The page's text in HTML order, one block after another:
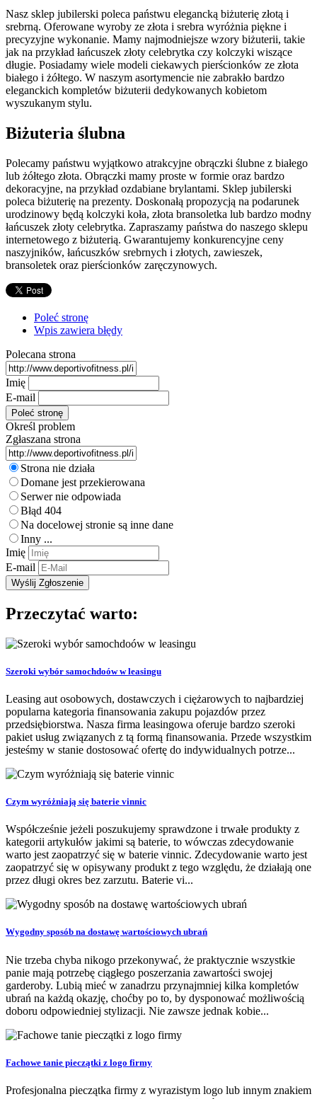
Nasz sklep jubilerski poleca państwu elegancką biżuterię złotą i
srebrną. Oferowane wyroby ze złota i srebra wyróżnia piękne i
precyzyjne wykonanie. Mamy najmodniejsze wzory biżuterii, takie
jak na przykład łańcuszek złoty celebrytka czy kolczyki wiszące
długie. Posiadamy wiele modeli ciekawych pierścionków ze złota
białego i żółtego. W naszym asortymencie nie zabrakło bardzo
eleganckich kompletów biżuterii dedykowanych kobietom
wyszukanym stylu.
Biżuteria ślubna
Polecamy państwu wyjątkowo atrakcyjne obrączki ślubne z białego
lub żółtego złota. Obrączki mamy proste w formie oraz bardzo
dekoracyjne, na przykład ozdabiane brylantami. Sklep jubilerski
poleca biżuterię na prezenty. Doskonałą propozycją na podarunek
urodzinowy będą kolczyki koła, złota bransoletka lub bardzo modny
łańcuszek złoty celebrytka. Zapraszamy państwa do naszego sklepu
internetowego z biżuterią. Gwarantujemy konkurencyjne ceny
naszyjników, łańcuszków srebrnych i złotych, zawieszek,
bransoletek oraz pierścionków zaręczynowych.
Poleć stronę
Wpis zawiera błędy
Polecana strona
Imię
E-mail
Określ problem
Zgłaszana strona
Strona nie działa
Domane jest przekierowana
Serwer nie odpowiada
Błąd 404
Na docelowej stronie są inne dane
Inny ...
Imię
E-mail
Przeczytać warto:
Szeroki wybór samochdoów w leasingu
Leasing aut osobowych, dostawczych i ciężarowych to najbardziej
popularna kategoria finansowania zakupu pojazdów przez
przedsiębiorstwa. Nasza firma leasingowa oferuje bardzo szeroki
pakiet usług związanych z tą formą finansowania. Przede wszystkim
jesteśmy w stanie dostosować ofertę do indywidualnych potrze...
Czym wyróżniają się baterie vinnic
Współcześnie jeżeli poszukujemy sprawdzone i trwałe produkty z
kategorii artykułów jakimi są baterie, to wówczas zdecydowanie
warto jest zaopatrzyć się w baterie vinnic. Zdecydowanie warto jest
zaopatrzyć się w opisywany produkt z tego względu, że działają one
przez długi okres bez zarzutu. Baterie vi...
Wygodny sposób na dostawę wartościowych ubrań
Nie trzeba chyba nikogo przekonywać, że praktycznie wszystkie
panie mają potrzebę ciągłego poszerzania zawartości swojej
garderoby. Lubią mieć w zanadrzu przynajmniej kilka kompletów
ubrań na każdą okazję, choćby po to, by dysponować możliwością
doboru odpowiedniej stylizacji. Nie zawsze jednak kobie...
Fachowe tanie pieczątki z logo firmy
Profesjonalna pieczątka firmy z wyrazistym logo lub innym znakiem